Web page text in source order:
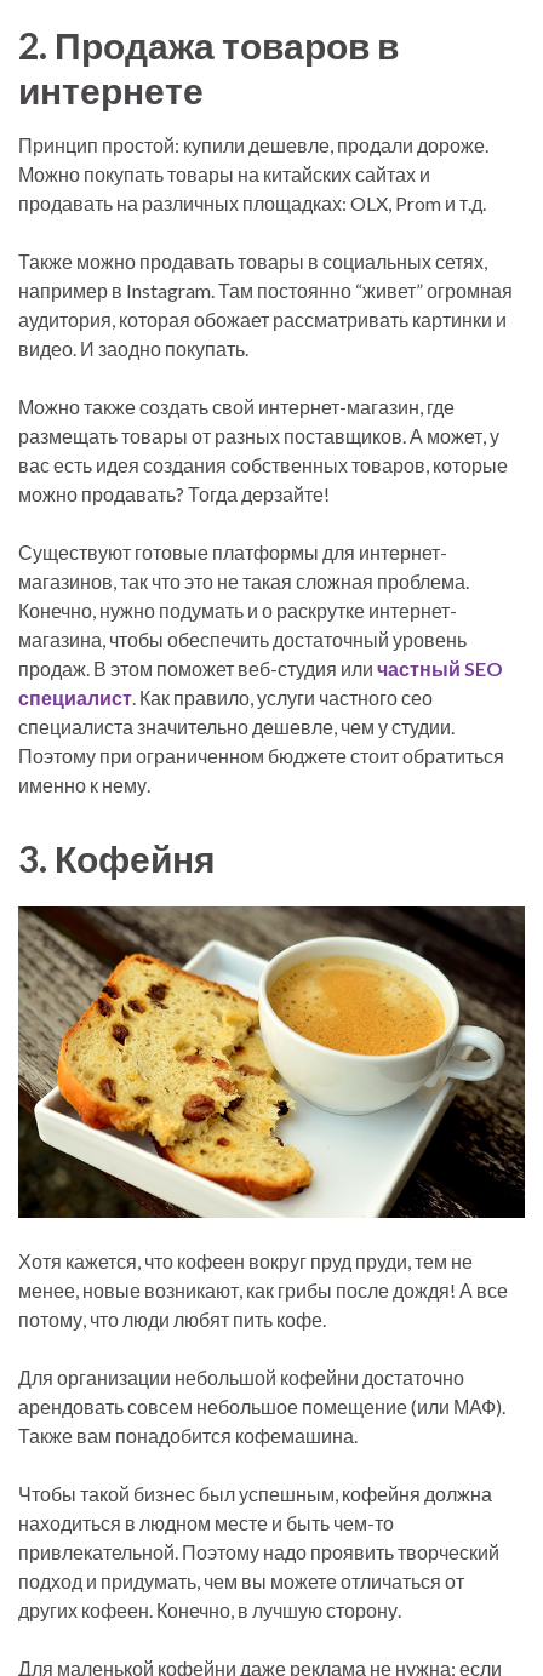
2. Продажа товаров в
интернете
Принцип простой: купили дешевле, продали дороже.
Можно покупать товары на китайских сайтах и
продавать на различных площадках: OLX, Prom и т.д.
Также можно продавать товары в социальных сетях,
например в Instagram. Там постоянно “живет” огромная
аудитория, которая обожает рассматривать картинки и
видео. И заодно покупать.
Можно также создать свой интернет-магазин, где
размещать товары от разных поставщиков. А может, у
вас есть идея создания собственных товаров, которые
можно продавать? Тогда дерзайте!
Существуют готовые платформы для интернет-
магазинов, так что это не такая сложная проблема.
Конечно, нужно подумать и о раскрутке интернет-
магазина, чтобы обеспечить достаточный уровень
продаж. В этом поможет веб-студия или частный SEO
специалист. Как правило, услуги частного сео
специалиста значительно дешевле, чем у студии.
Поэтому при ограниченном бюджете стоит обратиться
именно к нему.
3. Кофейня
Хотя кажется, что кофеен вокруг пруд пруди, тем не
менее, новые возникают, как грибы после дождя! А все
потому, что люди любят пить кофе.
Для организации небольшой кофейни достаточно
арендовать совсем небольшое помещение (или МАФ).
Также вам понадобится кофемашина.
Чтобы такой бизнес был успешным, кофейня должна
находиться в людном месте и быть чем-то
привлекательной. Поэтому надо проявить творческий
подход и придумать, чем вы можете отличаться от
других кофеен. Конечно, в лучшую сторону.
Для маленькой кофейни даже реклама не нужна: если